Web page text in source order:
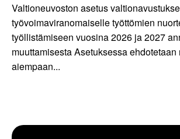
Valtioneuvoston asetus
työvoimaviranomaiselle työttömien
työllistämiseen vuosina 2026 ja 2027
muuttamisesta Asetuksessa ehdotetaan
aiempaan...